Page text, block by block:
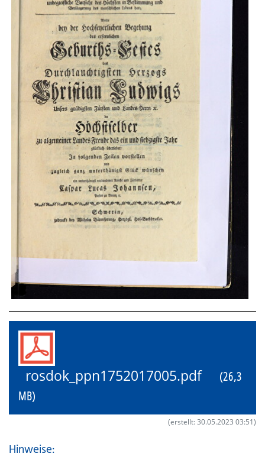
rosdok_ppn1752017005.pdf
(26,3
MB)
(erstellt: 30.05.2023 03:51)
Hinweise: